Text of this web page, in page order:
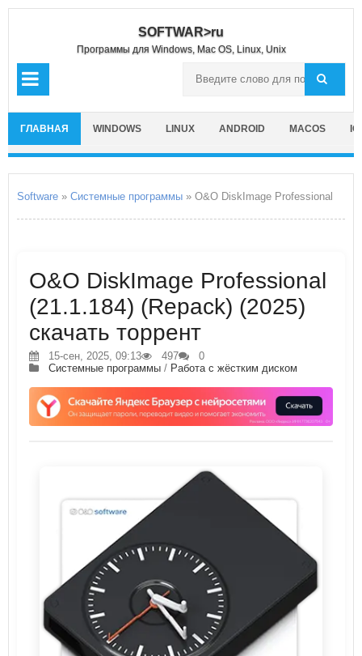
SOFTWAR>ru
Программы для Windows, Mac OS, Linux, Unix
ГЛАВНАЯ WINDOWS LINUX ANDROID MACOS
Software » Системные программы » O&O DiskImage Professional
O&O DiskImage Professional
(21.1.184) (Repack) (2025)
скачать торрент
15-сен, 2025, 09:13 497
0
Системные программы / Работа с жёстким диском